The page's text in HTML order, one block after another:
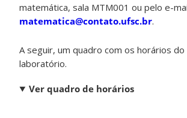
matemática, sala MTM001 ou pelo e-
matematica@contato.ufsc.br.
A seguir, um quadro com os horários do
laboratório.
Ver quadro de horários